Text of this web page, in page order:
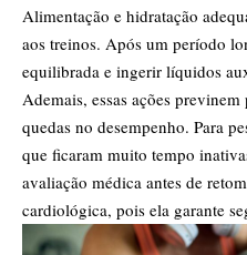
Alimentação e hidratação
aos treinos. Após um período
equilibrada e ingerir líquidos
Ademais, essas ações
quedas no desempenho. Para
que ficaram muito tempo
avaliação médica antes de
cardiológica, pois ela garante